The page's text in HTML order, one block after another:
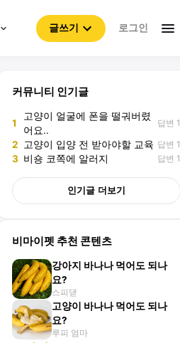
글쓰기 로그인
커뮤니티 인기글
1
고양이 얼굴에 폰을 떨궈버렸
어요..
답변 1
2 고양이 입양 전 받아야할 교육 답변 1
3 비숑 코쪽에 알러지 답변 1
인기글 더보기
비마이펫 추천 콘텐츠
강아지 바나나 먹어도 되나
요?
스피댇
고양이 바나나 먹어도 되나
요?
루피 엄마